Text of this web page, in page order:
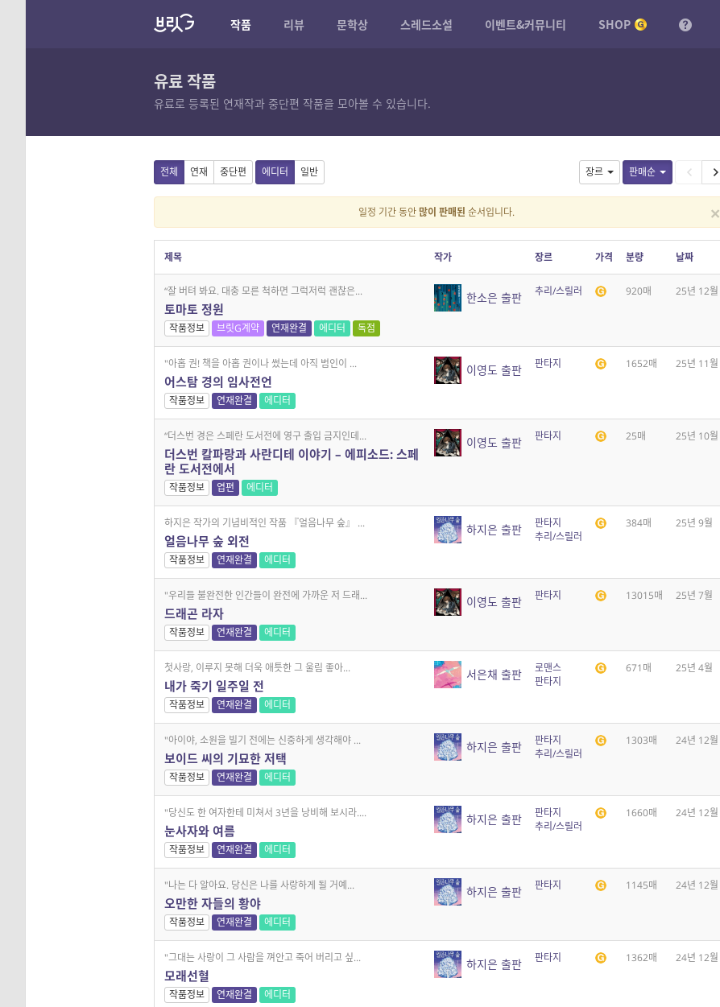
작품 리뷰 문학상 스레드소설 이벤트&커뮤니티 SHOP
유료 작품
유료로 등록된 연재작과 중단편 작품을 모아볼 수 있습니다.
장르 판매순
전체 연재 중단편 에디터 일반
×
일정 기간 동안많이 판매된 순서입니다.
제목 작가 장르 가격 분량 날짜
“잘 버텨 봐요. 대충 모른 척하면 그럭저럭 괜찮은...
토마토 정원
작품정보 브릿G계약 연재완결 에디터 독점
한소은 출판 추리/스릴러 920매 25년 12월
"아홉 권! 책을 아홉 권이나 썼는데 아직 범인이 ...
어스탐 경의 임사전언
작품정보 연재완결 에디터
이영도 출판 판타지 1652매 25년 11월
“더스번 경은 스페란 도서전에 영구 출입 금지인데...
더스번 칼파랑과 사란디테 이야기 – 에피소드: 스페
란 도서전에서
작품정보 엽편 에디터
이영도 출판 판타지 25매 25년 10월
하지은 작가의 기념비적인 작품 『얼음나무 숲』 ...
얼음나무 숲 외전
작품정보 연재완결 에디터
하지은 출판
판타지
추리/스릴러
384매 25년 9월
"우리들 불완전한 인간들이 완전에 가까운 저 드래...
드래곤 라자
작품정보 연재완결 에디터
이영도 출판 판타지 13015매 25년 7월
첫사랑, 이루지 못해 더욱 애틋한 그 울림 좋아...
내가 죽기 일주일 전
작품정보 연재완결 에디터
서은채 출판
로맨스
판타지
671매 25년 4월
"아이야, 소원을 빌기 전에는 신중하게 생각해야 ...
보이드 씨의 기묘한 저택
작품정보 연재완결 에디터
하지은 출판
판타지
추리/스릴러
1303매 24년 12월
"당신도 한 여자한테 미쳐서 3년을 낭비해 보시라....
눈사자와 여름
작품정보 연재완결 에디터
하지은 출판
판타지
추리/스릴러
1660매 24년 12월
"나는 다 알아요. 당신은 나를 사랑하게 될 거예...
오만한 자들의 황야
작품정보 연재완결 에디터
하지은 출판 판타지 1145매 24년 12월
"그대는 사랑이 그 사람을 껴안고 죽어 버리고 싶...
모래선혈
작품정보 연재완결 에디터
하지은 출판 판타지 1362매 24년 12월